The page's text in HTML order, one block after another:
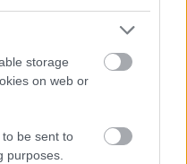
storage
on web or
be sent to
purposes.